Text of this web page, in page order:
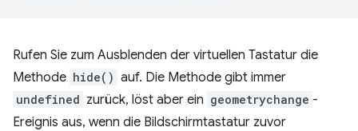
Rufen Sie zum Ausblenden der virtuellen Tastatur die
Methode hide() auf. Die Methode gibt immer
undefined zurück, löst aber ein geometrychange -
Ereignis aus, wenn die Bildschirmtastatur zuvor